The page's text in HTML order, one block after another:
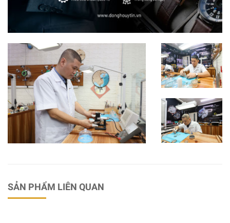
SẢN PHẨM LIÊN QUAN